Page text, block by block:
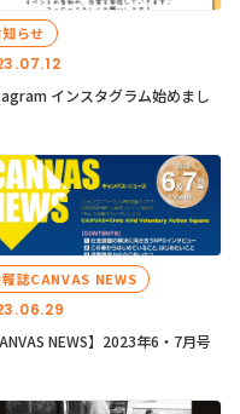
らせ
インスタグラム始めまし
誌CANVAS NEWS
NEWS】2023年6・7月号